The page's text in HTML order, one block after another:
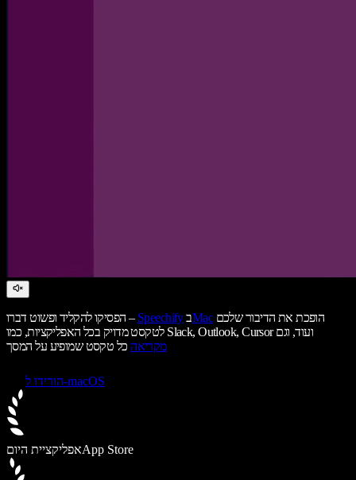
הפסיקו להקליד ופשוט דברו – Speechify בMacהופכת את הדיבור שלכם
לטקסט מדויק בכל האפליקציות, כמו Slack, Outlook, Cursor ועוד, וגם
מקריאהכל טקסט שמופיע על המסך
הורידו ל-macOS
אפליקציית היוםApp Store